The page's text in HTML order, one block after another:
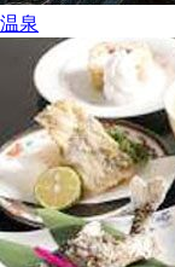
温泉